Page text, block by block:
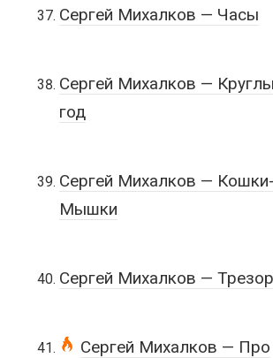
Сергей Михалков — Часы
Сергей Михалков —
год
Сергей Михалков — Кошки-
Мышки
Сергей Михалков — Трезор
Сергей Михалков — Про